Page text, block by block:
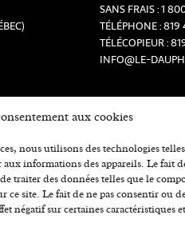
aux cookies
nous utilisons des technologies
aux informations des appareils. Le fait
traiter des données telles que le
ce site. Le fait de ne pas consentir ou
négatif sur certaines caractéristiques
SANS FRAIS :1
TÉLÉPHONE :819
TÉLÉCOPIEUR :
INFO@LE-